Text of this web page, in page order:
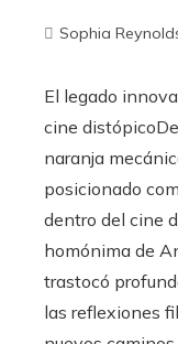
Sophia
El legado
cine
naranja
posicionado
dentro del cine
homónima de
trastocó
las reflexiones